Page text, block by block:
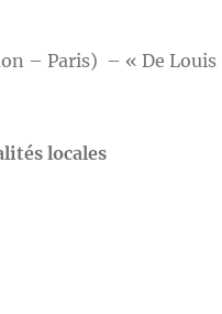
– Paris) – « De Louis
locales